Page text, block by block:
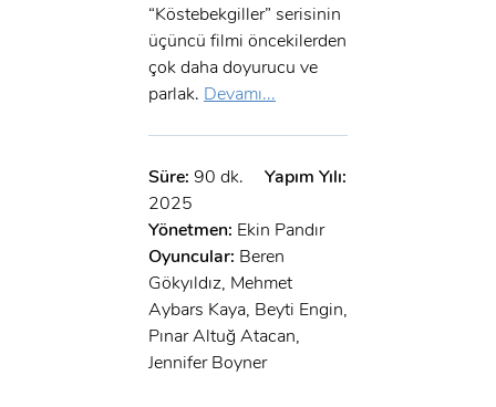
“Köstebekgiller” serisinin
üçüncü filmi öncekilerden
çok daha doyurucu ve
parlak. Devamı...
Süre: 90 dk.
Yapım Yılı:
2025
Yönetmen: Ekin Pandır
Oyuncular: Beren
Gökyıldız, Mehmet
Aybars Kaya, Beyti Engin,
Pınar Altuğ Atacan,
Jennifer Boyner